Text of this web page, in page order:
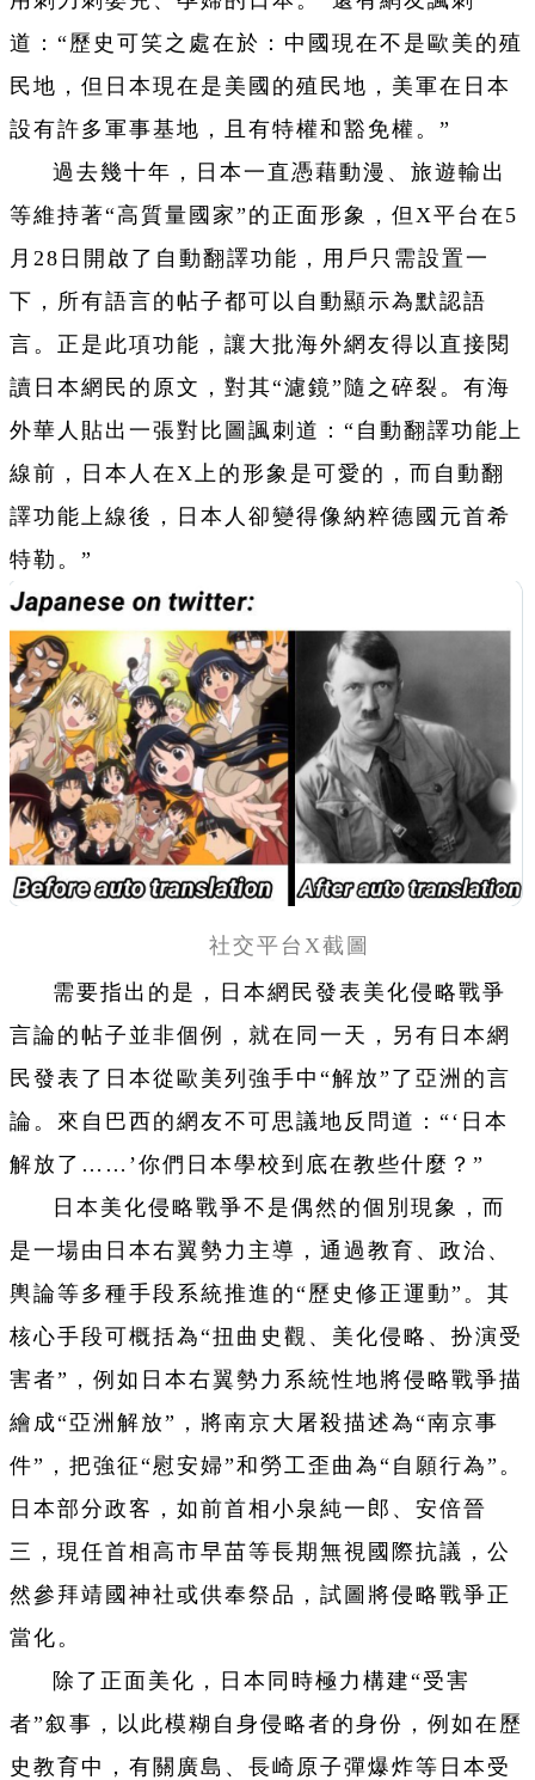
道：“歷史可笑之處在於：中國現在不是歐美的殖
民地，但日本現在是美國的殖民地，美軍在日本
設有許多軍事基地，且有特權和豁免權。”
過去幾十年，日本一直憑藉動漫、旅遊輸出
等維持著“高質量國家”的正面形象，但X平台在5
月28日開啟了自動翻譯功能，用戶只需設置一
下，所有語言的帖子都可以自動顯示為默認語
言。正是此項功能，讓大批海外網友得以直接閱
讀日本網民的原文，對其“濾鏡”隨之碎裂。有海
外華人貼出一張對比圖諷刺道：“自動翻譯功能上
線前，日本人在X上的形象是可愛的，而自動翻
譯功能上線後，日本人卻變得像納粹德國元首希
特勒。”
社交平台X截圖
需要指出的是，日本網民發表美化侵略戰爭
言論的帖子並非個例，就在同一天，另有日本網
民發表了日本從歐美列強手中“解放”了亞洲的言
論。來自巴西的網友不可思議地反問道：“‘日本
解放了……’你們日本學校到底在教些什麼？”
日本美化侵略戰爭不是偶然的個別現象，而
是一場由日本右翼勢力主導，通過教育、政治、
輿論等多種手段系統推進的“歷史修正運動”。其
核心手段可概括為“扭曲史觀、美化侵略、扮演受
害者”，例如日本右翼勢力系統性地將侵略戰爭描
繪成“亞洲解放”，將南京大屠殺描述為“南京事
件”，把強征“慰安婦”和勞工歪曲為“自願行為”。
日本部分政客，如前首相小泉純一郎、安倍晉
三，現任首相高市早苗等長期無視國際抗議，公
然參拜靖國神社或供奉祭品，試圖將侵略戰爭正
當化。
除了正面美化，日本同時極力構建“受害
者”叙事，以此模糊自身侵略者的身份，例如在歷
史教育中，有關廣島、長崎原子彈爆炸等日本受